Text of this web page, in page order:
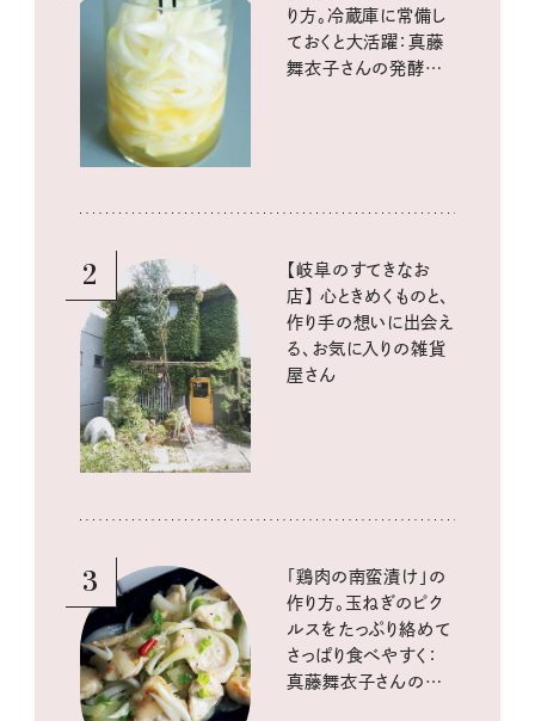
り方。冷蔵庫に常備し
ておくと大活躍：真藤
舞衣子さんの発酵と
2
【岐阜のすてきなお
店】 心ときめくものと、
作り手の想いに出会え
る、お気に入りの雑貨
屋さん
3
「鶏肉の南蛮漬け」の
作り方。玉ねぎのピク
ルスをたっぷり絡めて
さっぱり食べやすく：
真藤舞衣子さんの発